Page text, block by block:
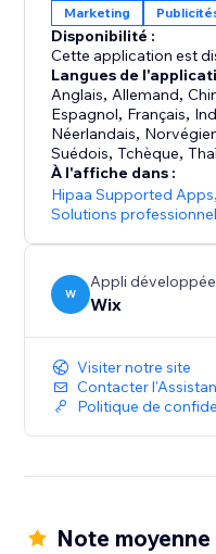
Marketing
Disponibilité :
Cette application est
Langues de
Anglais, Allemand,
Espagnol, Français,
Néerlandais,
Suédois,Tchèque,
À l'affiche dans :
Hipaa Supported Apps,
Solutions
W
Appli
Wix
Visiter notre site
Contacter
Politique de
Note